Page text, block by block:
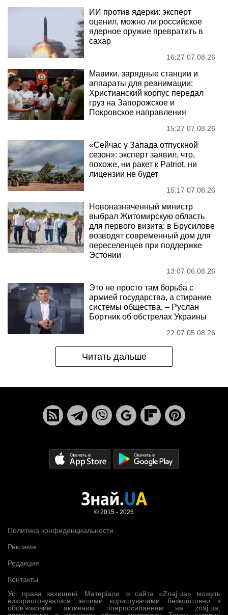
ИИ против ядерки: эксперт
оценил, можно ли российское
ядерное оружие превратить в
сахар
16:27 07.08.26
Мавики, зарядные станции и
аппараты для реанимации:
Христианский корпус передал
груз на Запорожское и
Покровское направления
15:27 07.08.26
«Сейчас у Запада отпускной
сезон»: эксперт заявил, что,
похоже, ни ракет к Patriot, ни
лицензии не будет
15:17 07.08.26
Новоназначенный министр
выбрал Житомирскую область
для первого визита: в Брусилове
возводят современный дом для
переселенцев при поддержке
Эстонии
13:07 06.08.26
Это не просто там борьба с
армией государства, а стирание
системы общества, – Руслан
Бортник об обстрелах Украины
22:07 05.08.26
Читать дальше
Усі права захищені. Матеріали із сайта «Znaj.ua» можуть
використовуватися іншими користувачами безкоштовно з
обов’язковим активним гіперпосиланням на znaj.ua,
Политика конфиденциальности
Реклама
Редакция
Контакты
© 2015 - 2026